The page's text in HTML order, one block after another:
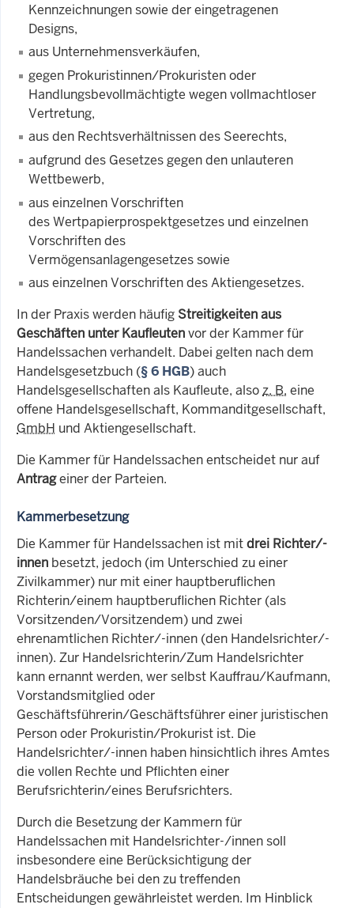
Kennzeichnungen sowie der eingetragenen
Designs,
aus Unternehmensverkäufen,
gegen Prokuristinnen/Prokuristen oder
Handlungsbevollmächtigte wegen vollmachtloser
Vertretung,
aus den Rechtsverhältnissen des Seerechts,
aufgrund des Gesetzes gegen den unlauteren
Wettbewerb,
aus einzelnen Vorschriften
des Wertpapierprospektgesetzes und einzelnen
Vorschriften des
Vermögensanlagengesetzes sowie
aus einzelnen Vorschriften des Aktiengesetzes.
In der Praxis werden häufig Streitigkeiten aus
Geschäften unter Kaufleutenvor der Kammer für
Handelssachen verhandelt. Dabei gelten nach dem
Handelsgesetzbuch (§ 6 HGB) auch
Handelsgesellschaften als Kaufleute, alsoz. B. eine
offene Handelsgesellschaft, Kommanditgesellschaft,
GmbH und Aktiengesellschaft.
Die Kammer für Handelssachen entscheidet nur auf
Antrageiner der Parteien.
Kammerbesetzung
Die Kammer für Handelssachen ist mitdrei Richter/-
innen besetzt, jedoch (im Unterschied zu einer
Zivilkammer) nur mit einer hauptberuflichen
Richterin/einem hauptberuflichen Richter (als
Vorsitzenden/Vorsitzendem) und zwei
ehrenamtlichen Richter/-innen (den Handelsrichter/-
innen). Zur Handelsrichterin/Zum Handelsrichter
kann ernannt werden, wer selbst Kauffrau/Kaufmann,
Vorstandsmitglied oder
Geschäftsführerin/Geschäftsführer einer juristischen
Person oder Prokuristin/Prokurist ist. Die
Handelsrichter/-innen haben hinsichtlich ihres Amtes
die vollen Rechte und Pflichten einer
Berufsrichterin/eines Berufsrichters.
Durch die Besetzung der Kammern für
Handelssachen mit Handelsrichter-/innen soll
insbesondere eine Berücksichtigung der
Handelsbräuche bei den zu treffenden
Entscheidungen gewährleistet werden. Im Hinblick